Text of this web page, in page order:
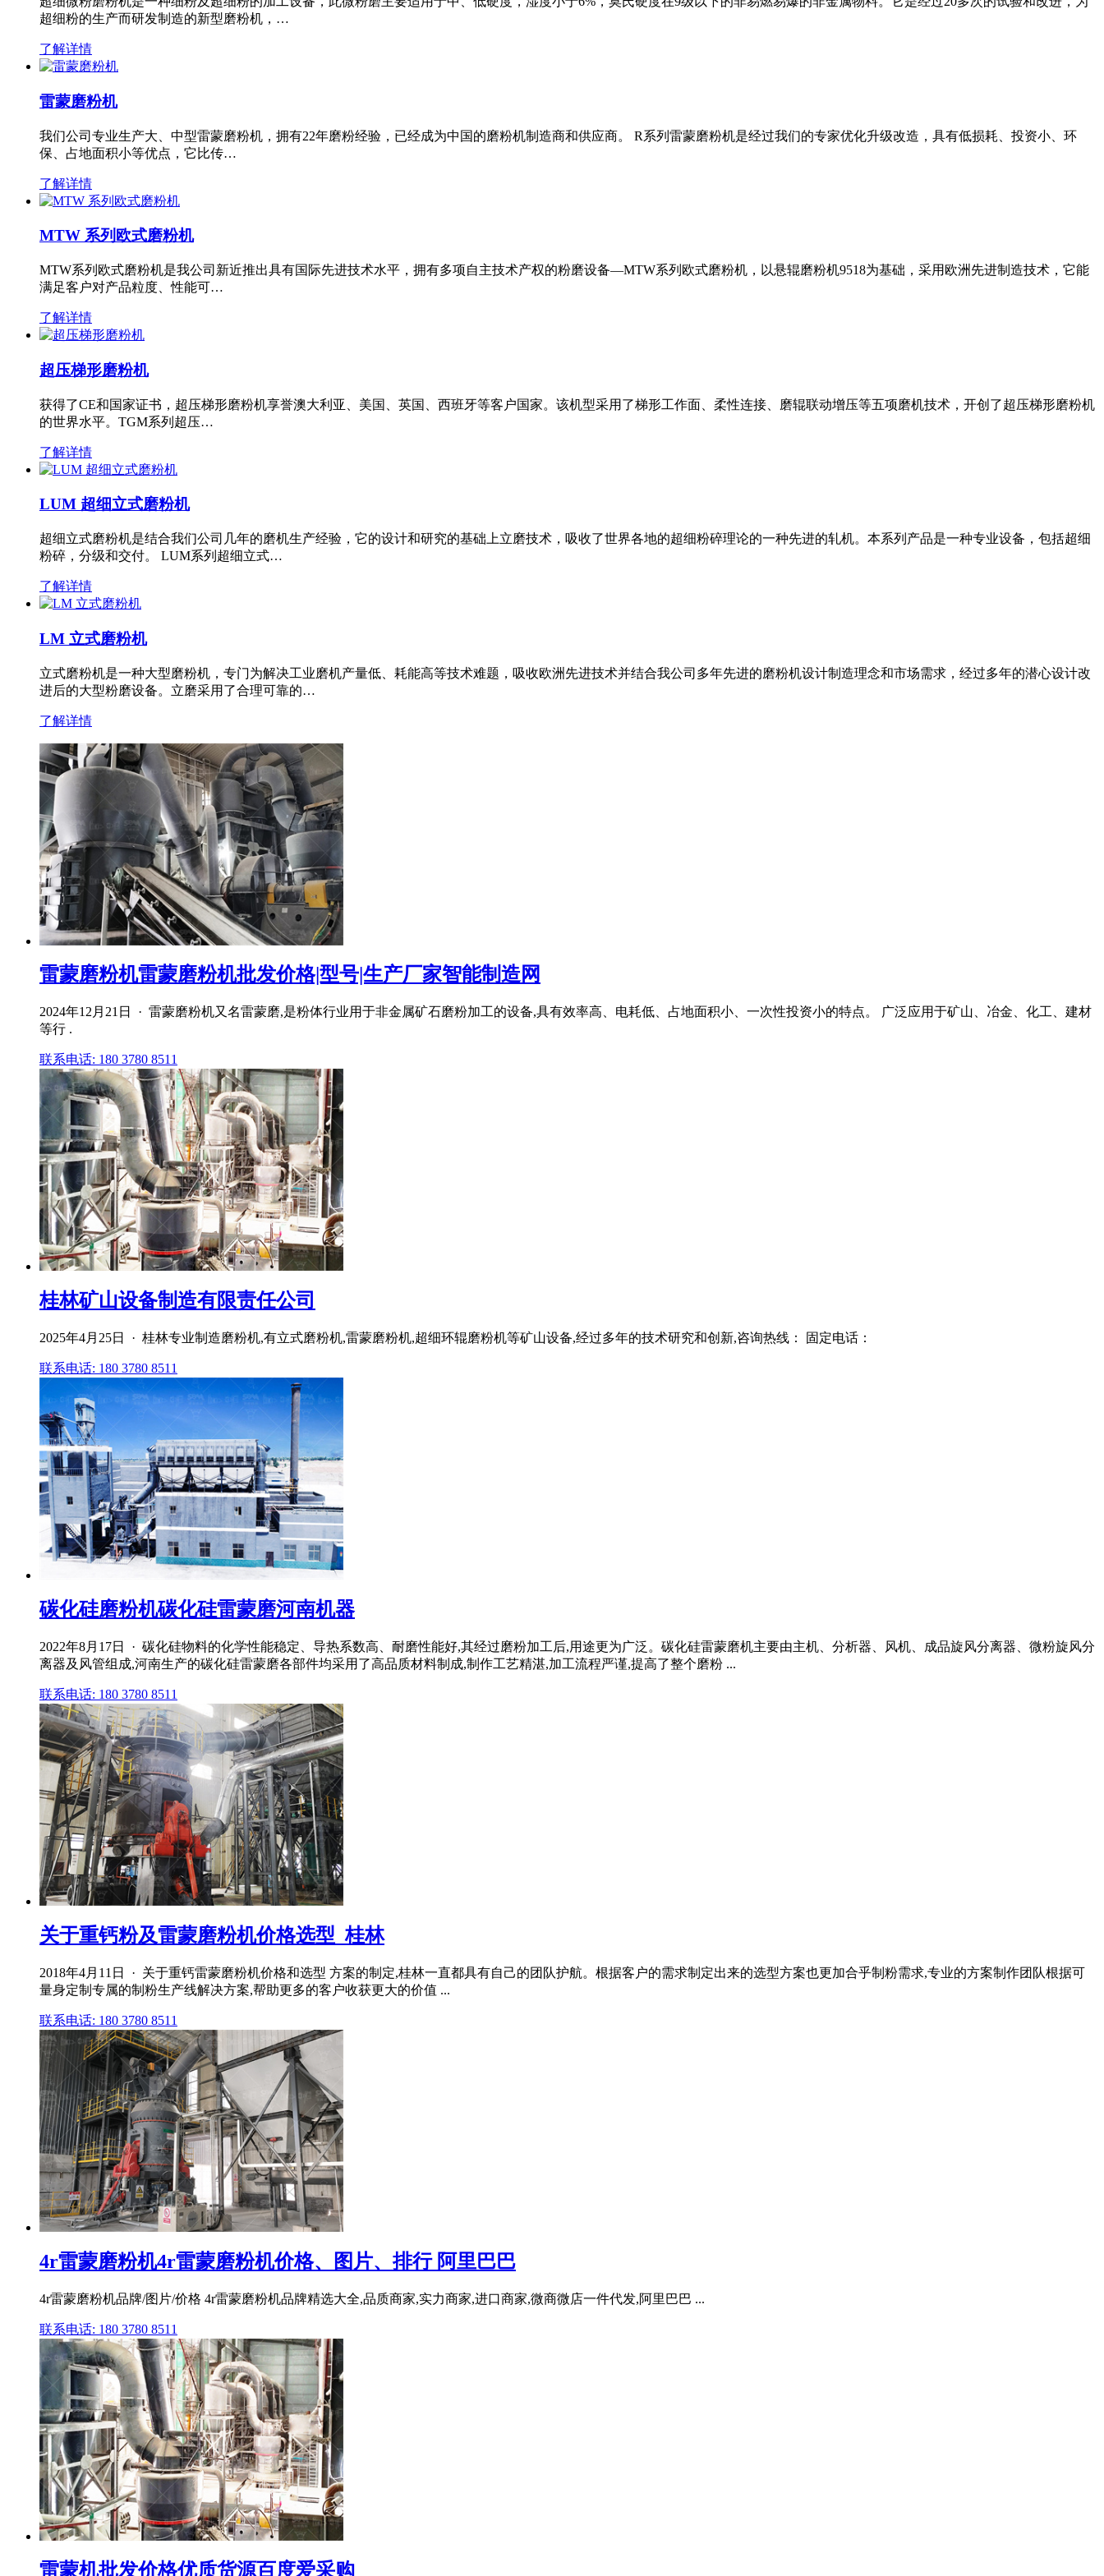
超细粉的生产而研发制造的新型磨粉机，…
了解详情
雷蒙磨粉机
我们公司专业生产大、中型雷蒙磨粉机，拥有22年磨粉经验，已经成为中国的磨粉机制造商和供应商。 R系列雷蒙磨粉机是经过我们的专家优化升级改造，具有低损耗、投资小、环
保、占地面积小等优点，它比传…
了解详情
MTW 系列欧式磨粉机
MTW系列欧式磨粉机是我公司新近推出具有国际先进技术水平，拥有多项自主技术产权的粉磨设备—MTW系列欧式磨粉机，以悬辊磨粉机9518为基础，采用欧洲先进制造技术，它能
满足客户对产品粒度、性能可…
了解详情
超压梯形磨粉机
获得了CE和国家证书，超压梯形磨粉机享誉澳大利亚、美国、英国、西班牙等客户国家。该机型采用了梯形工作面、柔性连接、磨辊联动增压等五项磨机技术，开创了超压梯形磨粉机
的世界水平。TGM系列超压…
了解详情
LUM 超细立式磨粉机
超细立式磨粉机是结合我们公司几年的磨机生产经验，它的设计和研究的基础上立磨技术，吸收了世界各地的超细粉碎理论的一种先进的轧机。本系列产品是一种专业设备，包括超细
粉碎，分级和交付。 LUM系列超细立式…
了解详情
LM 立式磨粉机
立式磨粉机是一种大型磨粉机，专门为解决工业磨机产量低、耗能高等技术难题，吸收欧洲先进技术并结合我公司多年先进的磨粉机设计制造理念和市场需求，经过多年的潜心设计改
进后的大型粉磨设备。立磨采用了合理可靠的…
了解详情
雷蒙磨粉机雷蒙磨粉机批发价格|型号|生产厂家智能制造网
2024年12月21日 · 雷蒙磨粉机又名雷蒙磨,是粉体行业用于非金属矿石磨粉加工的设备,具有效率高、电耗低、占地面积小、一次性投资小的特点。 广泛应用于矿山、冶金、化工、建材
等行 .
联系电话: 180 3780 8511
桂林矿山设备制造有限责任公司
2025年4月25日 · 桂林专业制造磨粉机,有立式磨粉机,雷蒙磨粉机,超细环辊磨粉机等矿山设备,经过多年的技术研究和创新,咨询热线： 固定电话：
联系电话: 180 3780 8511
碳化硅磨粉机碳化硅雷蒙磨河南机器
2022年8月17日 · 碳化硅物料的化学性能稳定、导热系数高、耐磨性能好,其经过磨粉加工后,用途更为广泛。碳化硅雷蒙磨机主要由主机、分析器、风机、成品旋风分离器、微粉旋风分
离器及风管组成,河南生产的碳化硅雷蒙磨各部件均采用了高品质材料制成,制作工艺精湛,加工流程严谨,提高了整个磨粉 ...
联系电话: 180 3780 8511
关于重钙粉及雷蒙磨粉机价格选型_桂林
2018年4月11日 · 关于重钙雷蒙磨粉机价格和选型 方案的制定,桂林一直都具有自己的团队护航。根据客户的需求制定出来的选型方案也更加合乎制粉需求,专业的方案制作团队根据可
量身定制专属的制粉生产线解决方案,帮助更多的客户收获更大的价值 ...
联系电话: 180 3780 8511
4r雷蒙磨粉机4r雷蒙磨粉机价格、图片、排行 阿里巴巴
4r雷蒙磨粉机品牌/图片/价格 4r雷蒙磨粉机品牌精选大全,品质商家,实力商家,进口商家,微商微店一件代发,阿里巴巴 ...
联系电话: 180 3780 8511
雷蒙机批发价格优质货源百度爱采购